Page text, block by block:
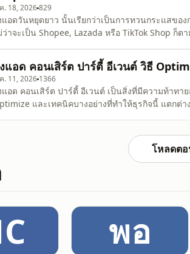
. 18, 2026829
แอดวันหยุดยาว นั้นเรียกว่าเป็นการทวนกระแสขอ
ว่าจะเป็น Shopee, Lazada หรือ TikTok Shop ก็
คนซื้อ ถึงซื้อไปก็ไม่คุ้มค่าโฆ
แอด คอนเสิร์ต ปาร์ตี้ อีเวนต์ วิธี
. 11, 2026 1366
แอด คอนเสิร์ต ปาร์ตี้ อีเวนต์ เป็นสิ่งที่มีความท้าท
และเทคนิคบางอย่างที่ทำให้ธุรกิจนี้ แตกต่างจากธุรกิจอื่นๆ เป็
โหลดตอ
พอ